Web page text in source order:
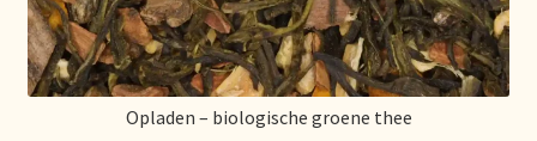
Opladen – biologische groene thee